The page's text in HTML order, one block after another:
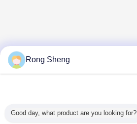
Rong Sheng
Good day, what product are you looking for?